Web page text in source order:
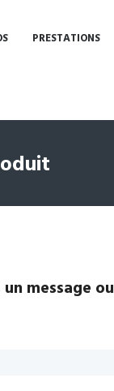
PRESTATIONS
message